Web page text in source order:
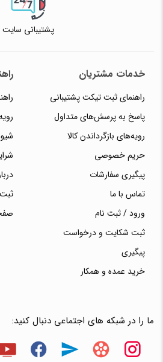
پشتیبانی سایت
خدمات مشتریان
راهنمای ثبت تیکت پشتیبانی
پاسخ به پرسش‌های متداول
رویه‌های بازگرداندن کالا
حریم خصوصی
پیگیری سفارشات
تماس با ما
ورود / ثبت نام
ثبت شکایت و درخواست
پیگیری
خرید عمده و همکار
ما را در شبکه های اجتماعی دنبال کنید: